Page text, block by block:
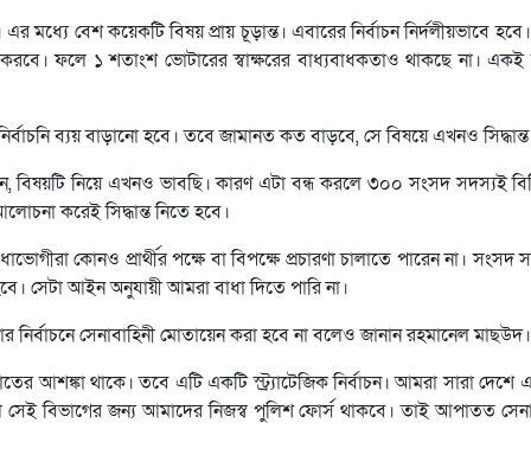
বেশ কয়েকটি বিষয় প্রায় চূড়ান্ত। এবারের নির্বাচন নির্দলীয়ভাবে
করবে। ফলে ১ শতাংশ ভোটারের স্বাক্ষরের বাধ্যবাধকতাও থাকছে না। একই
ব্যয় বাড়ানো হবে। তবে জামানত কত বাড়বে, সে বিষয়ে এখনও
বিষয়টি নিয়ে এখনও ভাবছি। কারণ এটা বন্ধ করলে ৩০০ সংসদ সদস্যই
করেই সিদ্ধান্ত নিতে হবে।
কোনও প্রার্থীর পক্ষে বা বিপক্ষে প্রচারণা চালাতে পারেন না।
সেটা আইন অনুযায়ী আমরা বাধা দিতে পারি না।
নির্বাচনে সেনাবাহিনী মোতায়েন করা হবে না বলেও জানান রহমানেল মাছউদ।
আশঙ্কা থাকে। তবে এটি একটি স্ট্র্যাটেজিক নির্বাচন। আমরা সারা
সেই বিভাগের জন্য আমাদের নিজস্ব পুলিশ ফোর্স থাকবে। তাই আপাতত